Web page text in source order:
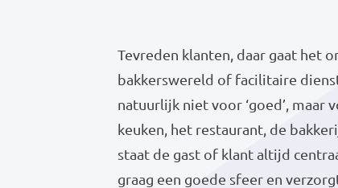
Tevreden klanten, daar gaat het
bakkerswereld of facilitaire
natuurlijk niet voor ‘goed’, maar
keuken, het restaurant, de
staat de gast of klant altijd
graag een goede sfeer en